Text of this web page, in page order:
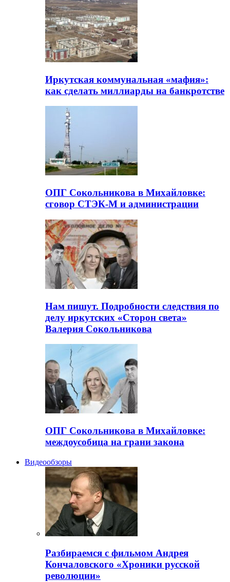
Иркутская коммунальная «мафия»:
как сделать миллиарды на банкротстве
ОПГ Сокольникова в Михайловке:
сговор СТЭК-М и администрации
Нам пишут. Подробности следствия по
делу иркутских «Сторон света»
Валерия Сокольникова
ОПГ Сокольникова в Михайловке:
междоусобица на грани закона
Видеообзоры
Разбираемся с фильмом Андрея
Кончаловского «Хроники русской
революции»